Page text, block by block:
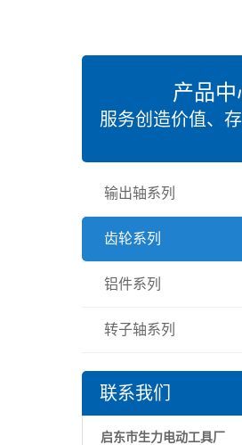
产品中
服务创造价值、
输出轴系列
齿轮系列
铝件系列
转子轴系列
联系我们
启东市生力电动工具厂